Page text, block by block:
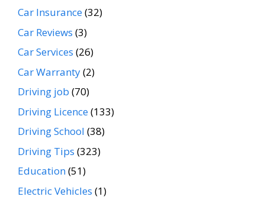
Car Insurance(32)
Car Reviews (3)
Car Services (26)
Car Warranty(2)
Driving job (70)
Driving Licence(133)
Driving School (38)
Driving Tips (323)
Education(51)
Electric Vehicles (1)